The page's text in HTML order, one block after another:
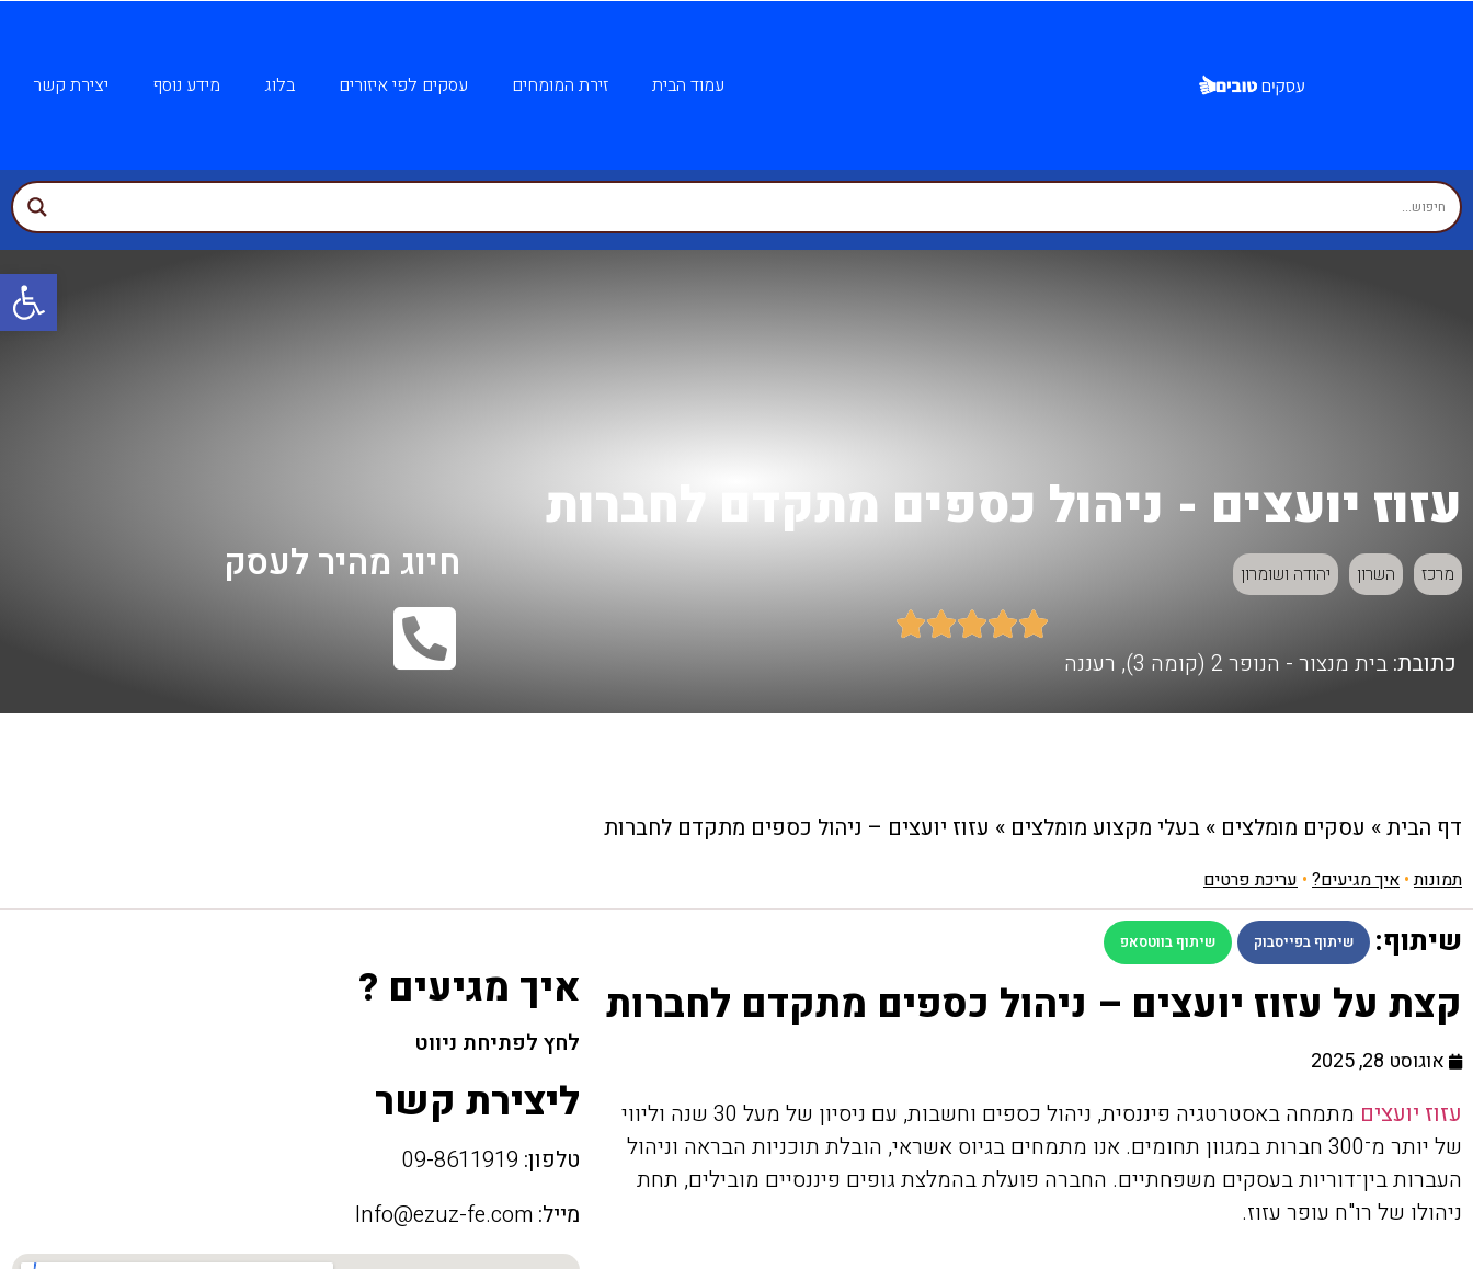
עמוד הבית זירת המומחים עסקים לפי איזורים בלוג מידע נוסף יצירת קשר
עזוז יועצים - ניהול כספים מתקדם לחברות
מרכז השרון יהודה ושומרון





כתובת: בית מנצור - הנופר 2 (קומה 3), רעננה
חיוג מהיר לעסק
דף הבית» עסקים מומלצים » בעלי מקצוע מומלצים » עזוז יועצים – ניהול כספים מתקדם לחברות
תמונות• איך מגיעים? • עריכת פרטים
שיתוף: שיתוף בפייסבוק שיתוף בווטסאפ
קצת על עזוז יועצים – ניהול כספים מתקדם לחברות
אוגוסט 28, 2025
עזוז יועצים
מתמחה באסטרטגיה פיננסית, ניהול כספים וחשבות, עם ניסיון של מעל 30 שנה וליווי
של יותר מ־300 חברות במגוון תחומים. אנו מתמחים בגיוס אשראי, הובלת תוכניות הבראה וניהול
העברות בין־דוריות בעסקים משפחתיים. החברה פועלת בהמלצת גופים פיננסיים מובילים, תחת
ניהולו של רו"ח עופר עזוז.
איך מגיעים ?
לחץ לפתיחת ניווט
ליצירת קשר
טלפון:
מייל: Info@ezuz-fe.com